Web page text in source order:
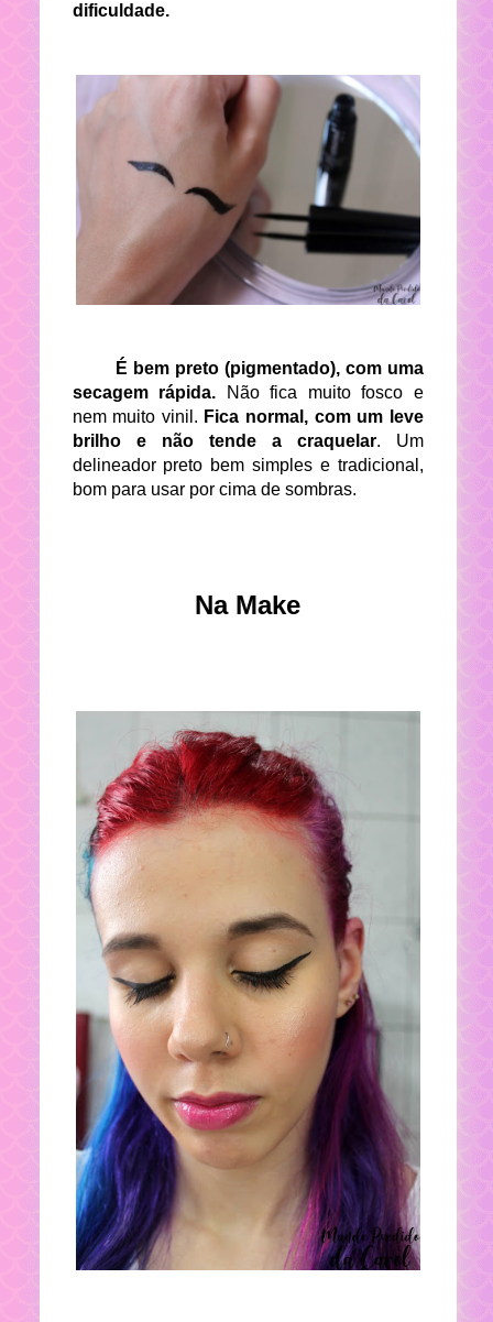
dificuldade.
É bem preto (pigmentado), com uma
secagem rápida. Não fica muito fosco e
nem muito vinil. Fica normal, com um leve
brilho e não tende a craquelar. Um
delineador preto bem simples e tradicional,
bom para usar por cima de sombras.
Na Make